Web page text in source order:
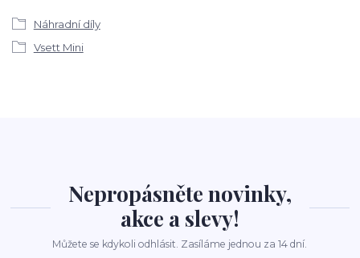
Náhradní díly
Vsett Mini
Nepropásněte novinky,
akce a slevy!
Můžete se kdykoli odhlásit. Zasíláme jednou za 14 dní.